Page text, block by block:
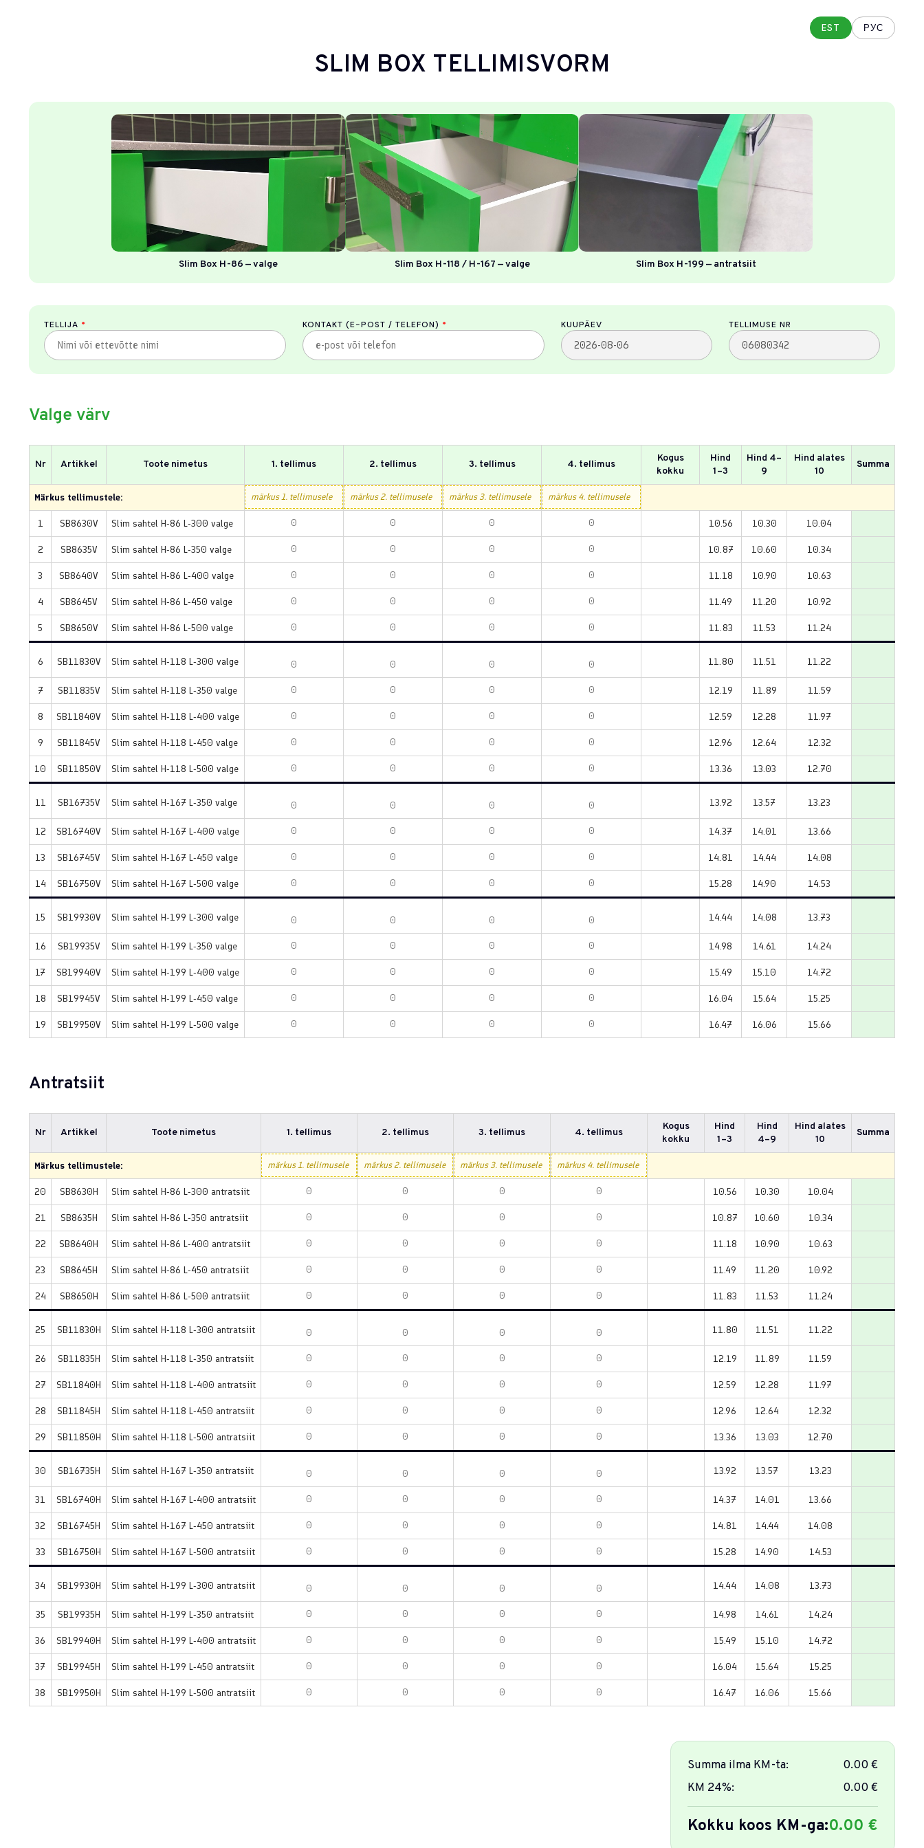
EST РУС
SLIM BOX TELLIMISVORM
Slim Box H-86 — valge Slim Box H-118 / H-167 — valge Slim Box H-199 — antratsiit
TELLIJA * KONTAKT (E-POST / TELEFON) * KUUPÄEV TELLIMUSE NR
Valge värv
Nr Artikkel Toote nimetus 1. tellimus 2. tellimus 3. tellimus 4. tellimus
Kogus
kokku
Hind
1–3
Hind 4–
9
Hind alates
10
Summa
Märkus tellimustele:
1 SB8630V Slim sahtel H-86 L-300 valge 10.56 10.30 10.04
2 SB8635V Slim sahtel H-86 L-350 valge 10.87 10.60 10.34
3 SB8640V Slim sahtel H-86 L-400 valge 11.18 10.90 10.63
4 SB8645V Slim sahtel H-86 L-450 valge 11.49 11.20 10.92
5 SB8650V Slim sahtel H-86 L-500 valge 11.83 11.53 11.24
6 SB11830V Slim sahtel H-118 L-300 valge 11.80 11.51 11.22
7 SB11835V Slim sahtel H-118 L-350 valge 12.19 11.89 11.59
8 SB11840V Slim sahtel H-118 L-400 valge 12.59 12.28 11.97
9 SB11845V Slim sahtel H-118 L-450 valge 12.96 12.64 12.32
10 SB11850V Slim sahtel H-118 L-500 valge 13.36 13.03 12.70
11 SB16735V Slim sahtel H-167 L-350 valge 13.92 13.57 13.23
12 SB16740V Slim sahtel H-167 L-400 valge 14.37 14.01 13.66
13 SB16745V Slim sahtel H-167 L-450 valge 14.81 14.44 14.08
14 SB16750V Slim sahtel H-167 L-500 valge 15.28 14.90 14.53
15 SB19930V Slim sahtel H-199 L-300 valge 14.44 14.08 13.73
16 SB19935V Slim sahtel H-199 L-350 valge 14.98 14.61 14.24
17 SB19940V Slim sahtel H-199 L-400 valge 15.49 15.10 14.72
18 SB19945V Slim sahtel H-199 L-450 valge 16.04 15.64 15.25
19 SB19950V Slim sahtel H-199 L-500 valge 16.47 16.06 15.66
Antratsiit
Nr Artikkel Toote nimetus 1. tellimus 2. tellimus 3. tellimus 4. tellimus
Kogus
kokku
Hind
1–3
Hind
4–9
Hind alates
10
Summa
Märkus tellimustele:
20 SB8630H Slim sahtel H-86 L-300 antratsiit 10.56 10.30 10.04
21 SB8635H Slim sahtel H-86 L-350 antratsiit 10.87 10.60 10.34
22 SB8640H Slim sahtel H-86 L-400 antratsiit 11.18 10.90 10.63
23 SB8645H Slim sahtel H-86 L-450 antratsiit 11.49 11.20 10.92
24 SB8650H Slim sahtel H-86 L-500 antratsiit 11.83 11.53 11.24
25 SB11830H Slim sahtel H-118 L-300 antratsiit 11.80 11.51 11.22
26 SB11835H Slim sahtel H-118 L-350 antratsiit 12.19 11.89 11.59
27 SB11840H Slim sahtel H-118 L-400 antratsiit 12.59 12.28 11.97
28 SB11845H Slim sahtel H-118 L-450 antratsiit 12.96 12.64 12.32
29 SB11850H Slim sahtel H-118 L-500 antratsiit 13.36 13.03 12.70
30 SB16735H Slim sahtel H-167 L-350 antratsiit 13.92 13.57 13.23
31 SB16740H Slim sahtel H-167 L-400 antratsiit 14.37 14.01 13.66
32 SB16745H Slim sahtel H-167 L-450 antratsiit 14.81 14.44 14.08
33 SB16750H Slim sahtel H-167 L-500 antratsiit 15.28 14.90 14.53
34 SB19930H Slim sahtel H-199 L-300 antratsiit 14.44 14.08 13.73
35 SB19935H Slim sahtel H-199 L-350 antratsiit 14.98 14.61 14.24
36 SB19940H Slim sahtel H-199 L-400 antratsiit 15.49 15.10 14.72
37 SB19945H Slim sahtel H-199 L-450 antratsiit 16.04 15.64 15.25
38 SB19950H Slim sahtel H-199 L-500 antratsiit 16.47 16.06 15.66
Summa ilma KM-ta:
0.00 €
KM 24%:
0.00 €
Kokku koos KM-ga:0.00 €